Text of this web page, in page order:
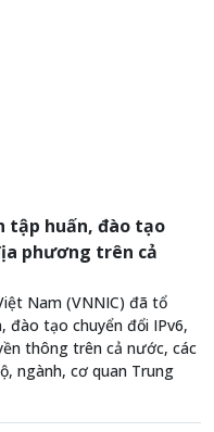
tập huấn, đào tạo
phương trên cả
Nam (VNNIC) đã tổ
đào tạo chuyển đổi IPv6,
thông trên cả nước, các
ngành, cơ quan Trung